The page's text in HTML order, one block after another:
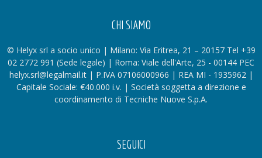
CHI SIAMO
© Helyx srl a socio unico | Milano: Via Eritrea, 21 – 20157 Tel +39
02 2772 991 (Sede legale) | Roma: Viale dell'Arte, 25 - 00144 PEC
helyx.srl@legalmail.it | P.IVA 07106000966 | REA MI - 1935962 |
Capitale Sociale: €40.000 i.v. | Società soggetta a direzione e
coordinamento di Tecniche Nuove S.p.A.
SEGUICI